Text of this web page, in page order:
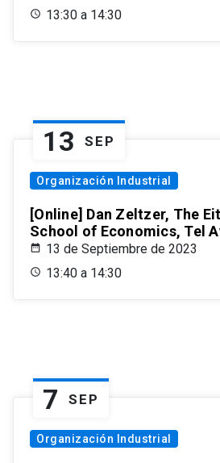
13:30 a 14:30
13 SEP
Organización Industrial
[Online] Dan Zeltzer, The
School of Economics, Tel
13 de Septiembre de 2023
13:40 a 14:30
7 SEP
Organización Industrial